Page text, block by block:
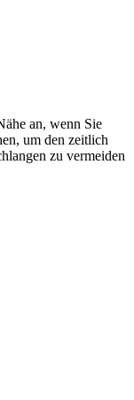
an, wenn Sie
um den zeitlich
zu vermeiden